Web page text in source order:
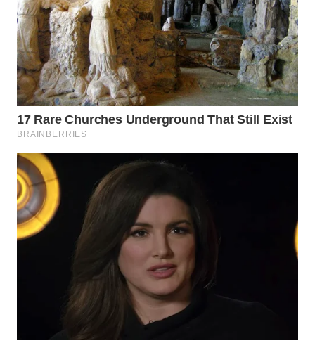
WN
PURWAKARTA
WN
PRIANGAN
TIMUR
WN
SEMARANG
WN
SOLO